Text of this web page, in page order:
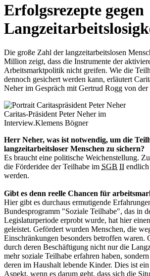
Erfolgsrezepte gegen
Die große Zahl der langzeitarbeitslosen
Million zeigt, dass die Instrumente der
Arbeitsmarktpolitik nicht greifen. Wie die
dennoch gesichert werden kann, erläutert
Neher im Gespräch mit Gertrud Rogg von der
Caritas-Präsident Peter Neher im
Interview.Klemens Bögner
Herr Neher, was ist notwendig, um die
langzeitarbeitsloser Menschen zu sichern?
Es braucht eine politische Weichenstellung.
die Förderidee der Teilhabe im SGB II
werden.
Gibt es denn reelle Chancen für
Hier gibt es durchaus ermutigende
Bundesprogramm "Soziale Teilhabe", das in
Legislaturperiode erprobt wurde, hat hier
geleistet. Gefördert wurden Menschen, die
Einschränkungen besonders betroffen waren.
durch deren Beschäftigung nicht nur die
mehr soziale Teilhabe erfahren haben,
deren im Haushalt lebende Kinder. Dies ist
Aspekt, wenn es darum geht, dass sich die